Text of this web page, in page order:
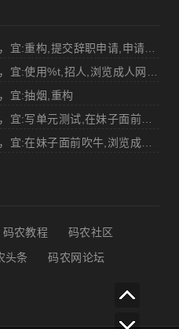
宜:抽烟,重构
码农教程
码农社区
头条
码农网论坛